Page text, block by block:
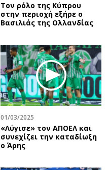
Τον ρόλο της Κύπρου
στην περιοχή εξήρε ο
Βασιλιάς της Ολλανδίας
01/03/2025
«Λύγισε» τον ΑΠΟΕΛ και
συνεχίζει την καταδίωξη
ο Άρης